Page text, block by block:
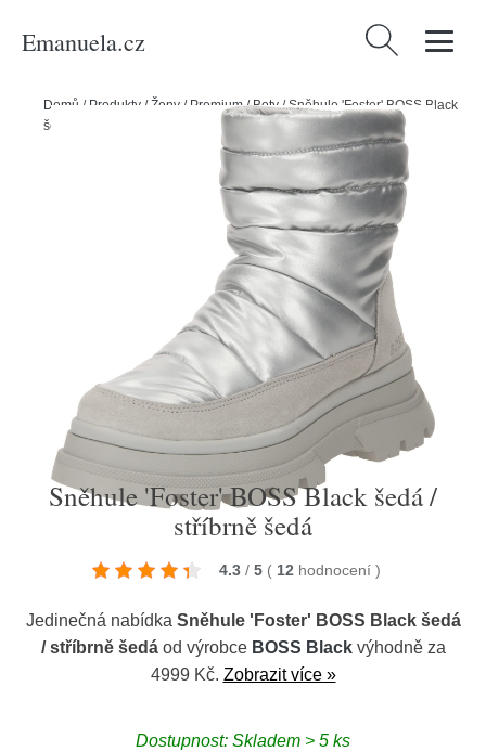
Emanuela.cz Vyhledávání
Domů / Produkty /Ženy / Premium/Boty/Sněhule 'Foster' BOSS Black
šedá / stříbrně šedá
Sněhule 'Foster' BOSS Black šedá /
stříbrně šedá
4.3 / 5 ( 12 hodnocení )
Jedinečná nabídka Sněhule 'Foster' BOSS Black šedá
/ stříbrně šedáod výrobce BOSS Blackvýhodně za
4999 Kč. Zobrazit více »
Dostupnost: Skladem > 5 ks